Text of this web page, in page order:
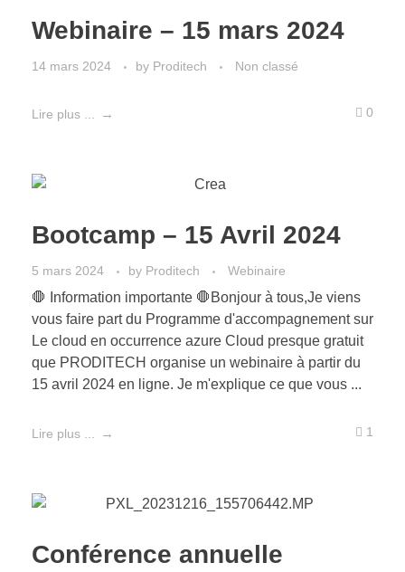
Webinaire – 15 mars 2024
14 mars 2024 by Proditech Non classé
Lire plus ... 0
Bootcamp – 15 Avril 2024
5 mars 2024 by Proditech Webinaire
🛑 Information importante 🛑Bonjour à tous,Je viens
vous faire part du Programme d'accompagnement sur
Le cloud en occurrence azure Cloud presque gratuit
que PRODITECH organise un webinaire à partir du
15 avril 2024 en ligne. Je m'explique ce que vous ...
Lire plus ... 1
Conférence annuelle